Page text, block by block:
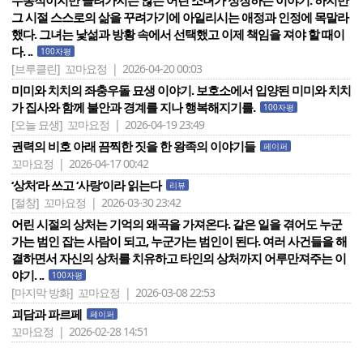
그 시절 스스로의 삶을 꾸려가기에 아일리시는 애정과 인정에 목말라
했다. 그녀는 낯섦과 방황 속에서 선택했고 이제 책임을 져야 할 때이
다. ..
100자평
[브루클린] 꼬마요정 | 2026-04-20 00:03
미미와 치치의 좌충우돌 묘생 이야기. 보호소에서 입양된 미미와 치치
가 집사와 함께 불안과 경계를 지나 행복해지기를.
100자평
[오늘 묘생] 꼬마요정 | 2026-04-19 23:49
권력의 비호 아래 끔찍한 짓을 한 왕족의 이야기들 페이퍼
꼬마요정 | 2026-04-17 00:42
‘상처‘라 쓰고 ‘사랑‘이라 읽는다 리뷰
[절창] 꼬마요정 | 2026-03-30 23:42
어린 시절의 상처는 기억의 왜곡을 가져온다. 같은 일을 겪어도 누군
가는 범인 잡는 사람이 되고, 누군가는 범인이 된다. 여러 사건들을 해
결하면서 자신의 상처를 치유하고 타인의 상처까지 어루만져주는 이
야기. ..
100자평
[마지막 방화] 꼬마요정 | 2026-03-08 22:53
괴담과 파르페 페이퍼
꼬마요정 | 2026-02-28 14:51